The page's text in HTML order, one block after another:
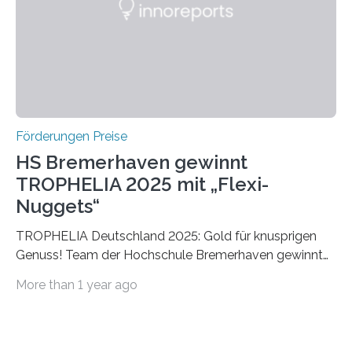
Foundation, des BIAL Award in Biomedicine ist in
Förderungen Preise
HS Bremerhaven gewinnt
TROPHELIA 2025 mit „Flexi-
Nuggets“
TROPHELIA Deutschland 2025: Gold für knusprigen
Genuss! Team der Hochschule Bremerhaven gewinnt
ECOTROPHELIAMit der Produktidee “Flexi-Nuggets”
More than 1 year ago